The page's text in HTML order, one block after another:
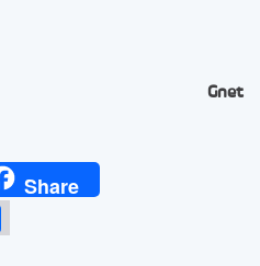
Gnet
Share
Partager